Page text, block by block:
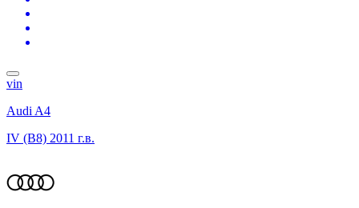
vin
Audi A4
IV (B8) 2011 г.в.